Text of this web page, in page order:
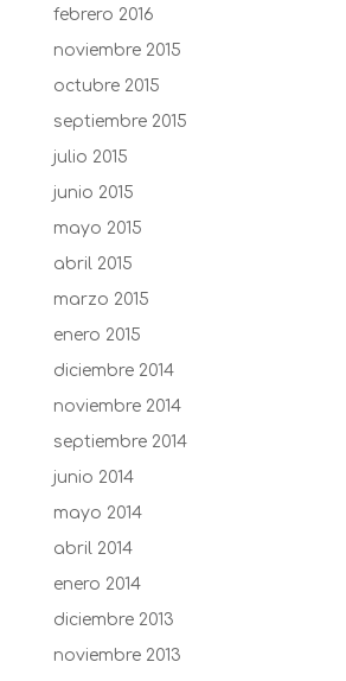
febrero 2016
noviembre 2015
octubre 2015
septiembre 2015
julio 2015
junio 2015
mayo 2015
abril 2015
marzo 2015
enero 2015
diciembre 2014
noviembre 2014
septiembre 2014
junio 2014
mayo 2014
abril 2014
enero 2014
diciembre 2013
noviembre 2013